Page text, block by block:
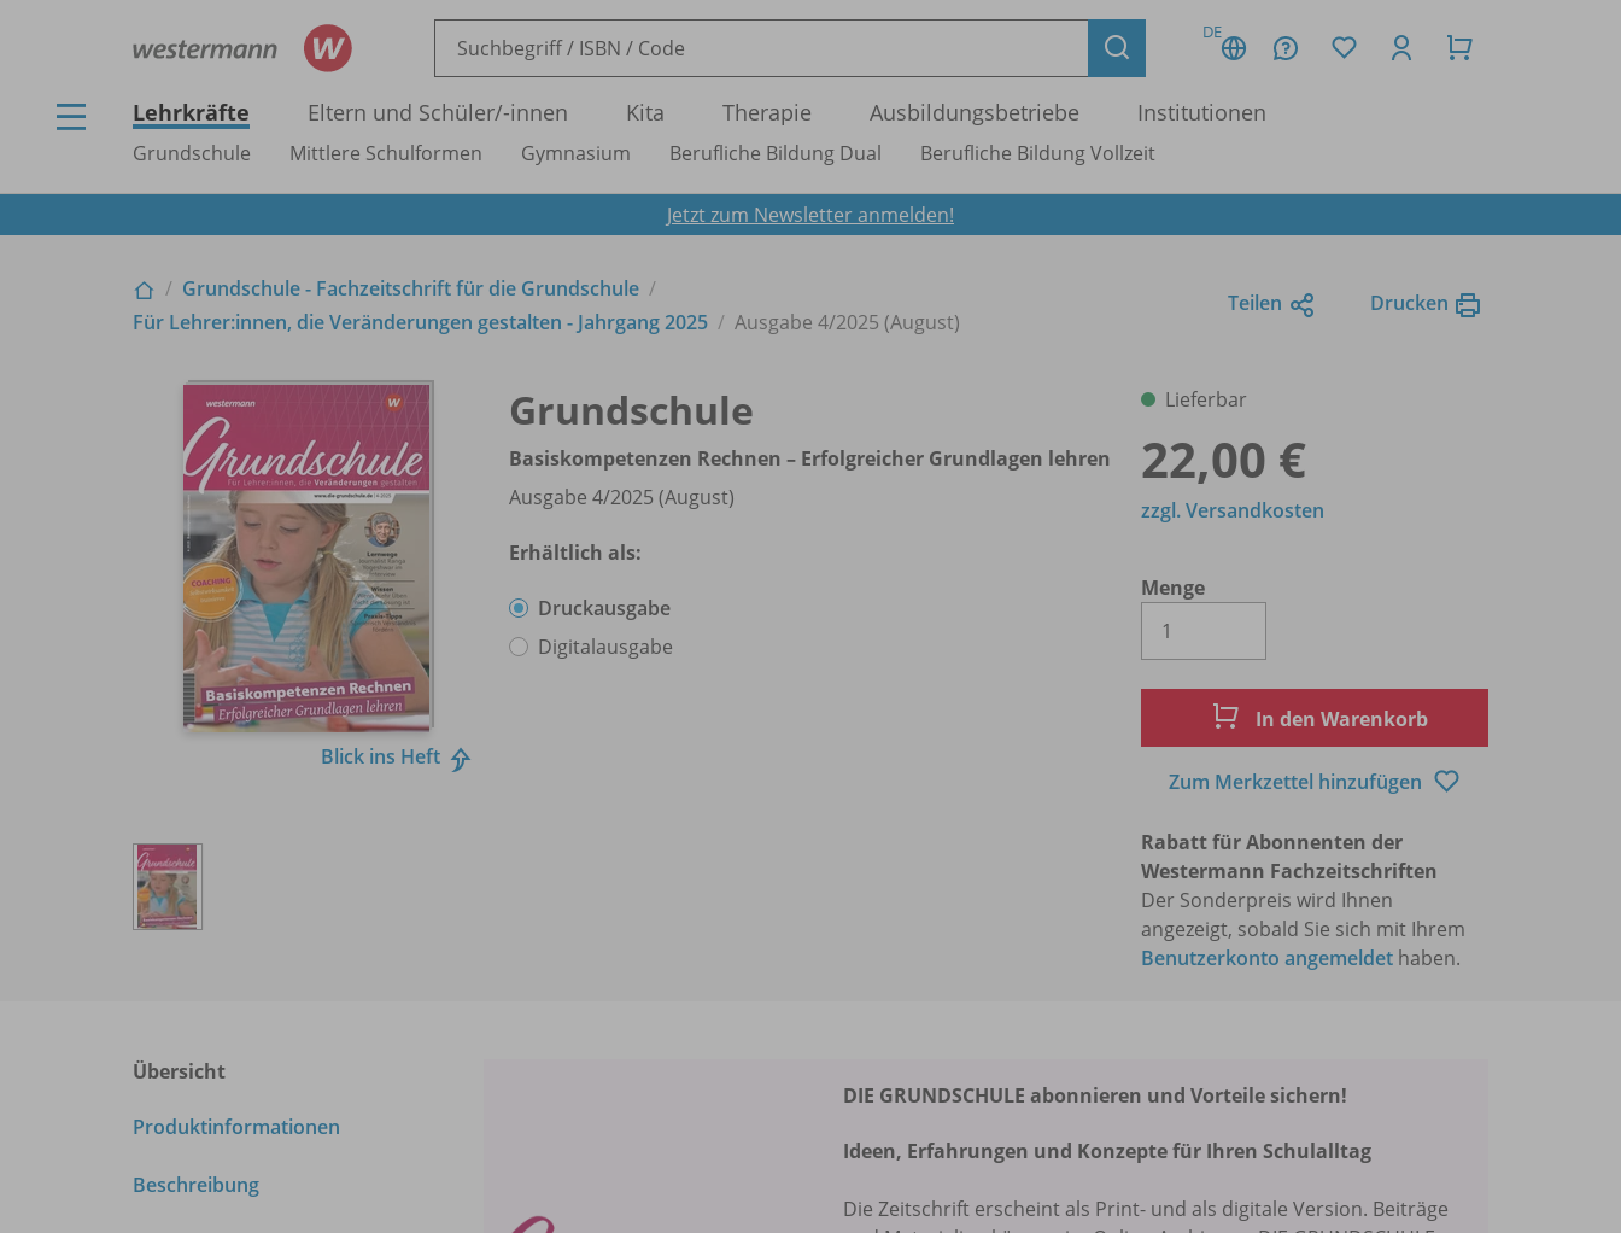
DE
Lehrkräfte Eltern und Schüler/-innen Kita Therapie Ausbildungsbetriebe Institutionen
Grundschule Mittlere Schulformen Gymnasium Berufliche Bildung Dual Berufliche Bildung Vollzeit
Jetzt zum Newsletter anmelden!
Grundschule - Fachzeitschrift für die Grundschule
Für Lehrer:innen, die Veränderungen gestalten - Jahrgang 2025
Ausgabe 4/2025 (August)
Teilen Drucken
Blick ins Heft
Grundschule
Basiskompetenzen Rechnen – Erfolgreicher Grundlagen lehren
Ausgabe 4/2025 (August)
Erhältlich als:
Druckausgabe
Digitalausgabe
Lieferbar
22,00 €
Menge
zzgl. Versandkosten
In den Warenkorb
Zum Merkzettel hinzufügen
Rabatt für Abonnenten der
Westermann Fachzeitschriften
Der Sonderpreis wird Ihnen
angezeigt, sobald Sie sich mit Ihrem
Benutzerkonto angemeldet haben.
Übersicht
Produktinformationen
Beschreibung
DIE GRUNDSCHULE abonnieren und Vorteile sichern!
Ideen, Erfahrungen und Konzepte für Ihren Schulalltag
Die Zeitschrift erscheint als Print- und als digitale Version. Beiträge